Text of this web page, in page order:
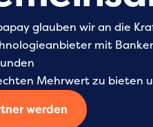
glauben wir an die
mit
Mehrwert zu bieten
werden